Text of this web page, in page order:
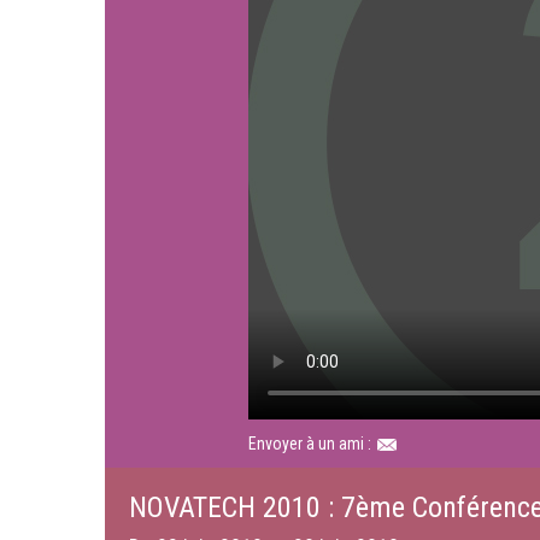
Envoyer à un ami :
NOVATECH 2010 : 7ème